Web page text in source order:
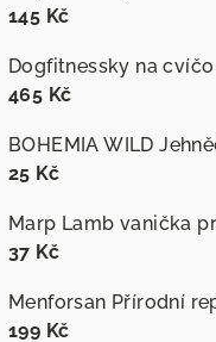
145 Kč
465 Kč
25 Kč
37 Kč
199 Kč